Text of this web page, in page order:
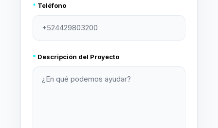
* Teléfono
* Descripción del Proyecto